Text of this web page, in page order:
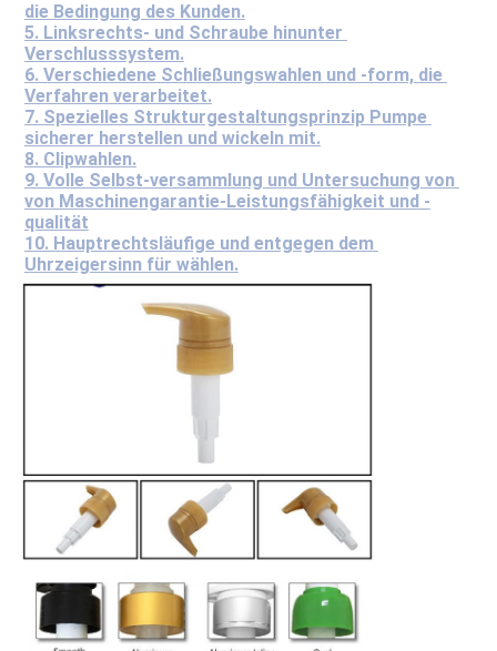
die Bedingung des Kunden.
5. Linksrechts- und Schraube hinunter
Verschlusssystem.
6. Verschiedene Schließungswahlen und -form, die
Verfahren verarbeitet.
7. Spezielles Strukturgestaltungsprinzip Pumpe
sicherer herstellen und wickeln mit.
8. Clipwahlen.
9. Volle Selbst-versammlung und Untersuchung von
von Maschinengarantie-Leistungsfähigkeit und -
qualität
10. Hauptrechtsläufige und entgegen dem
Uhrzeigersinn für wählen.